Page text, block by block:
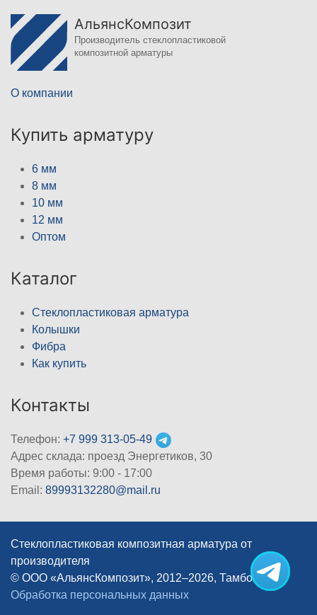
АльянсКомпозит
Производитель стеклопластиковой
композитной арматуры
О компании
Купить арматуру
6 мм
8 мм
10 мм
12 мм
Оптом
Каталог
Стеклопластиковая арматура
Колышки
Фибра
Как купить
Контакты
Телефон: +7 999 313-05-49
Адрес склада: проезд Энергетиков, 30
Время работы: 9:00 - 17:00
Email: 89993132280@mail.ru
Стеклопластиковая композитная арматура от
производителя
© ООО «АльянсКомпозит», 2012–2026, Тамбов
|
Обработка персональных данных